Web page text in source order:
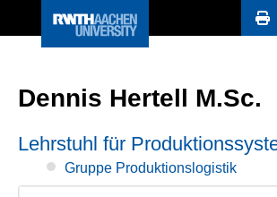
Dennis Hertell M.Sc.
Lehrstuhl für
Gruppe Produktionslogistik